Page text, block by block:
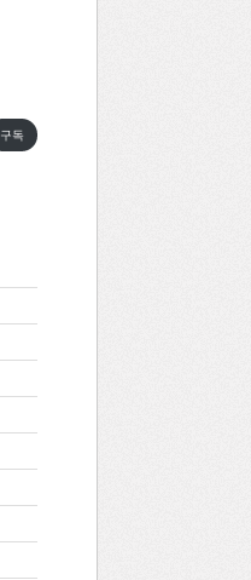
구독